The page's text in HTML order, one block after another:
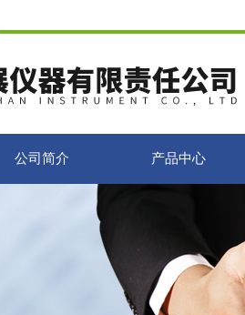
公司简介 产品中心